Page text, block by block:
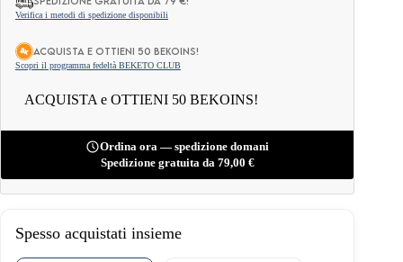
Verifica i metodi di spedizione disponibili
ACQUISTA e OTTIENI 50 BEKOINS!
Scopri il programma fedeltà BEKETO CLUB
ACQUISTA e OTTIENI 50 BEKOINS!
Ordina ora — spedizione domani
Spedizione gratuita da 79,00 €
Spesso acquistati insieme